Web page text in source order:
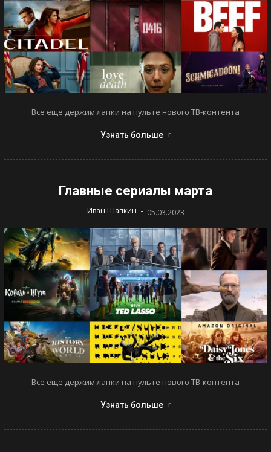
Все еще держим лапки на пульте нового ТВ-контента
Узнать больше
Главные сериалы марта
Иван Шапкин - 05.03.2023
Все еще держим лапки на пульте нового ТВ-контента
Узнать больше